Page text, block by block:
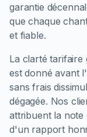
garantie
que chaque
et fiable.
La clarté tarifaire
est donné avant
sans frais
dégagée. Nos
attribuent la
d'un rapport